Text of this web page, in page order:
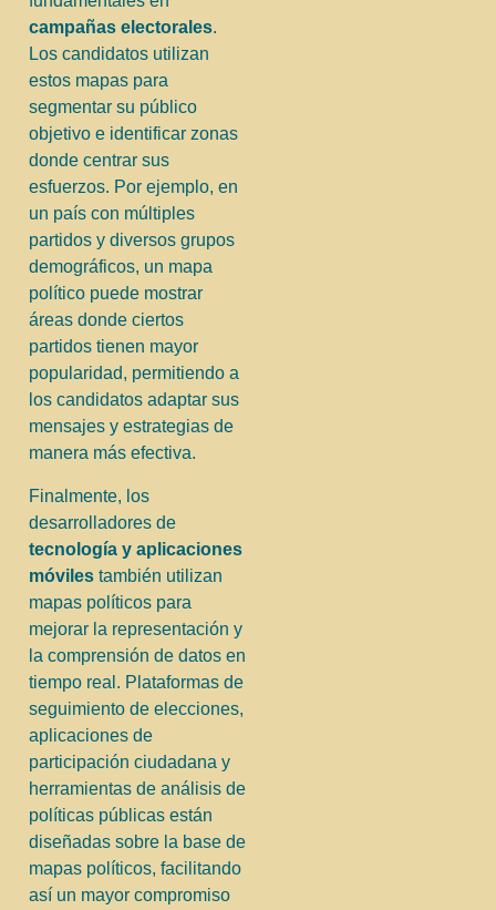
campañas electorales.
Los candidatos utilizan
estos mapas para
segmentar su público
objetivo e identificar zonas
donde centrar sus
esfuerzos. Por ejemplo, en
un país con múltiples
partidos y diversos grupos
demográficos, un mapa
político puede mostrar
áreas donde ciertos
partidos tienen mayor
popularidad, permitiendo a
los candidatos adaptar sus
mensajes y estrategias de
manera más efectiva.
Finalmente, los
desarrolladores de
tecnología y aplicaciones
móviles también utilizan
mapas políticos para
mejorar la representación y
la comprensión de datos en
tiempo real. Plataformas de
seguimiento de elecciones,
aplicaciones de
participación ciudadana y
herramientas de análisis de
políticas públicas están
diseñadas sobre la base de
mapas políticos, facilitando
así un mayor compromiso